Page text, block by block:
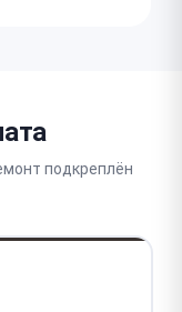
подкреплён